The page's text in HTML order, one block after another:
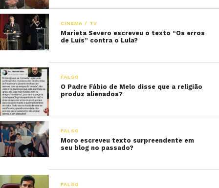
CINEMA / TV
Marieta Severo escreveu o texto “Os erros
de Luís” contra o Lula?
FALSO
O Padre Fábio de Melo disse que a religião
produz alienados?
FALSO
Moro escreveu texto surpreendente em
seu blog no passado?
FALSO